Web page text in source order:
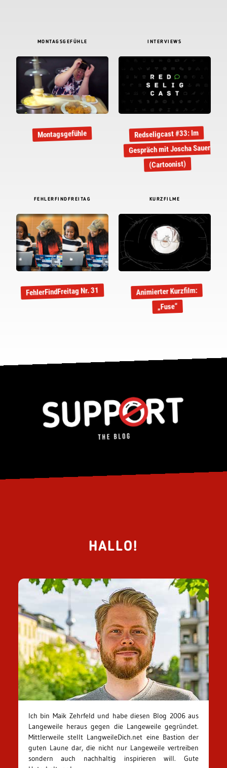
MONTAGSGEFÜHLE
Montagsgefühle
INTERVIEWS
Redseligcast #33: Im
Gespräch mit Joscha Sauer
(Cartoonist)
FEHLERFINDFREITAG
FehlerFindFreitag Nr. 31
KURZFILME
Animierter Kurzfilm:
„Fuse“
HALLO!
Ich bin Maik Zehrfeld und habe diesen Blog 2006 aus
Langeweile heraus gegen die Langeweile gegründet.
Mittlerweile stellt LangweileDich.net eine Bastion der
guten Laune dar, die nicht nur Langeweile vertreiben
sondern auch nachhaltig inspirieren will. Gute